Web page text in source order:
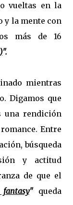
vueltas en la
y la mente con
más de 16
".
mientras
Digamos que
una rendición
Entre
búsqueda
y actitud
de que el
"queda